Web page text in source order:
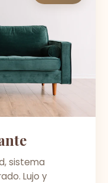
sistema
Lujo y